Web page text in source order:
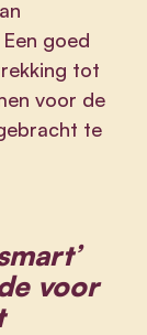
goed
tot
voor de
te
voor